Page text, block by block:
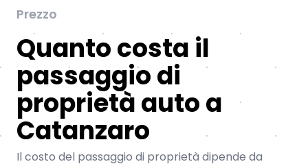
Prezzo
Quanto costa il
passaggio di
proprietà auto a
Catanzaro
Il costo del passaggio di proprietà dipende da